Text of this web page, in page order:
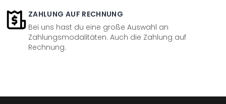
ZAHLUNG AUF RECHNUNG
Bei uns hast du eine große Auswahl an
Zahlungsmodalitäten. Auch die Zahlung auf
Rechnung.